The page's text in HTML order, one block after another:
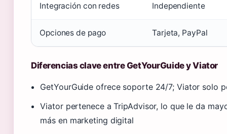
Integración con redes Independiente
Opciones de pago Tarjeta, PayPal
Diferencias clave entre GetYourGuide y Viator
GetYourGuide ofrece soporte 24/7; Viator solo
Viator pertenece a TripAdvisor, lo que le da
más en marketing digital